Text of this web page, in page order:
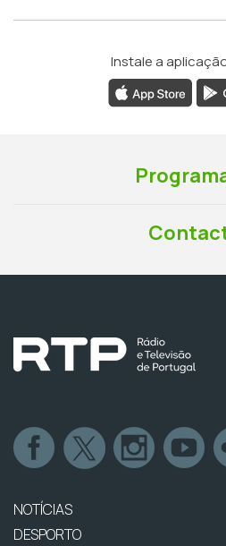
Instale a
NOTÍCIAS
DESPORTO